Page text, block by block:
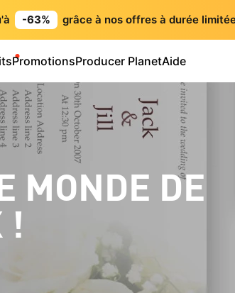
-63% grâce à nos offres à durée
PromotionsProducer PlanetAide
MONDE DE
!